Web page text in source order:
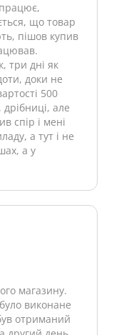
що товар
пішов купив
три дні як
доки не
500
але
спір і мені
а тут і не
а у
магазину.
виконане
отриманий